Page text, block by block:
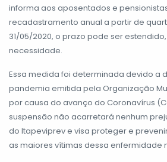
informa aos aposentados e
recadastramento anual a partir de
31/05/2020, o prazo pode ser
necessidade.
Essa medida foi determinada devido a
pandemia emitida pela Organização
por causa do avanço do Coronavírus
suspensão não acarretará nenhum
do Itapeviprev e visa proteger e
as maiores vítimas dessa enfermidade